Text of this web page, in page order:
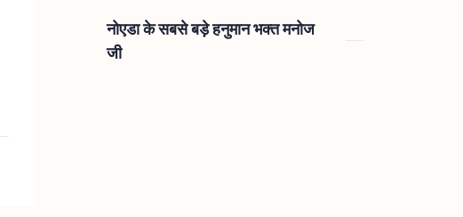
नोएडा के सबसे बड़े हनुमान भक्त मनोज
जी